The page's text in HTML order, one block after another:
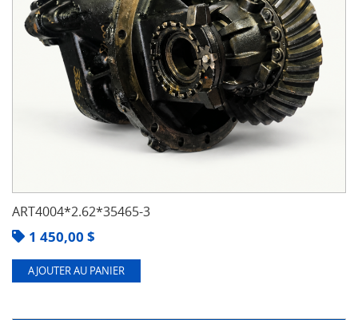
ART4004*2.62*35465-3
1 450,00 $
AJOUTER AU PANIER